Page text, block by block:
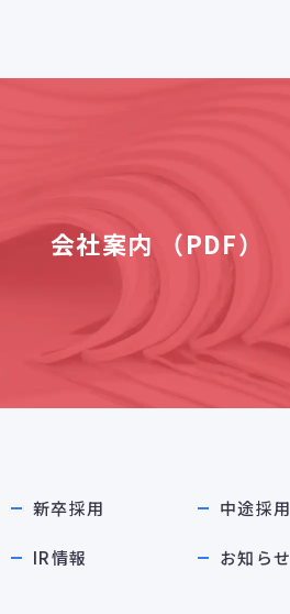
会社案内 （PDF）
新卒採用 中途採用
IR情報 お知らせ